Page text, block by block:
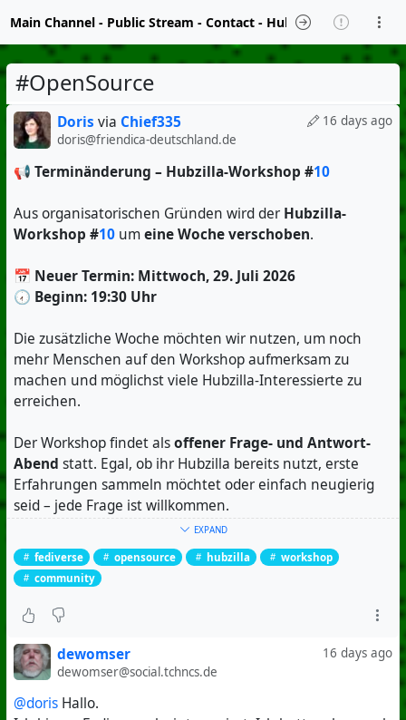
Main Channel- Public Stream - Contact- Hubzilla Hub Info
#OpenSource
16 days ago
Doris via Chief335
doris@friendica-deutschland.de
📢 Terminänderung – Hubzilla-Workshop #10
Aus organisatorischen Gründen wird der Hubzilla-
Workshop #10 umeine Woche verschoben.
📅 Neuer Termin: Mittwoch, 29. Juli 2026
🕢 Beginn: 19:30 Uhr
Die zusätzliche Woche möchten wir nutzen, um noch
mehr Menschen auf den Workshop aufmerksam zu
machen und möglichst viele Hubzilla-Interessierte zu
erreichen.
Der Workshop findet alsoffener Frage- und Antwort-
Abend statt. Egal, ob ihr Hubzilla bereits nutzt, erste
Erfahrungen sammeln möchtet oder einfach neugierig
seid – jede Frage ist willkommen.
Wir freuen uns auf einen spannenden Abend und auf
den gemeinsamen Austausch!
Alle Informationen und alle bereits durchgeführte
https://hub.hubzilla.hu/channel/hz-workshop
#Hubzilla #
#Community
EXPAND
fediverse opensource hubzilla
workshop
community
16 days ago
dewomser
dewomser@social.tchncs.de
@doris Hallo.